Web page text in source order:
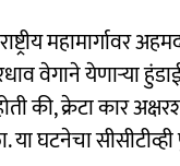
महामार्गावर
वेगाने येणाऱ्या
की, क्रेटा कार
या घटनेचा